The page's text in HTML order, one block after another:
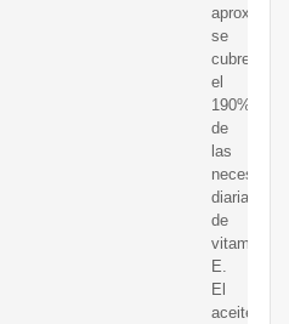
se
cubre
el
190%
de
las
diarias
de
vitamina
E.
El
aceite